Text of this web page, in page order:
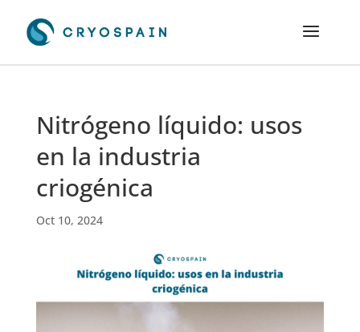
Nitrógeno líquido: usos
en la industria
criogénica
Oct 10, 2024